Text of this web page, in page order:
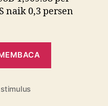
naik 0,3 persen
stimulus